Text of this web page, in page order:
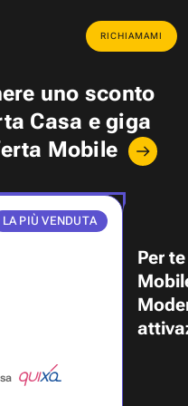
RICHIAMAMI
uno sconto
Casa egiga
Mobile
LA PIÙ VENDUTA
Per